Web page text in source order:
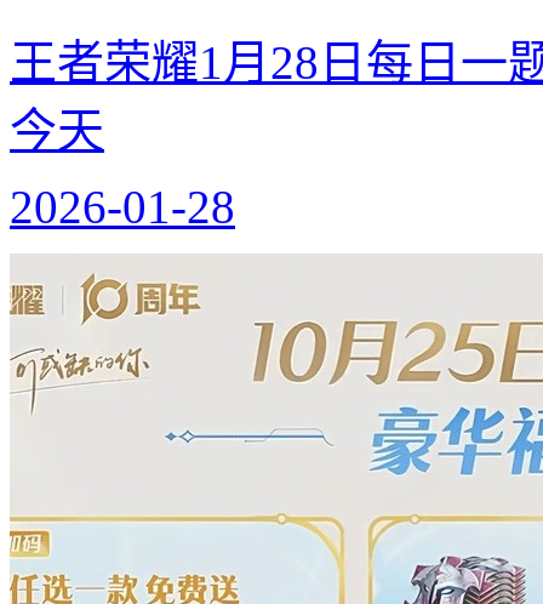
王者荣耀1月28日每日一
今天
2026-01-28